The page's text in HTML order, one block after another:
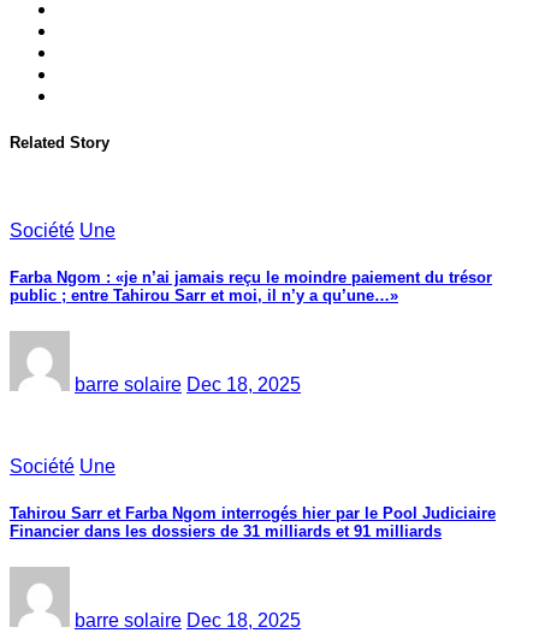
Related Story
Société Une
Farba Ngom : «je n’ai jamais reçu le moindre paiement du trésor
public ; entre Tahirou Sarr et moi, il n’y a qu’une…»
barre solaire Dec 18, 2025
Société Une
Tahirou Sarr et Farba Ngom interrogés hier par le Pool Judiciaire
Financier dans les dossiers de 31 milliards et 91 milliards
barre solaire Dec 18, 2025